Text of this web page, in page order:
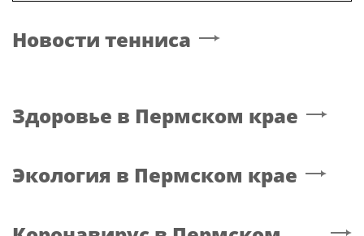
Новости тенниса
Здоровье в Пермском крае
Экология в Пермском крае